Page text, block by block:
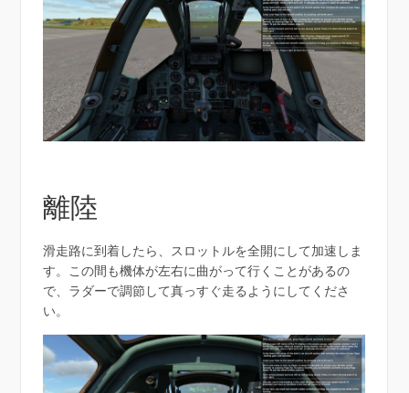
離陸
滑走路に到着したら、スロットルを全開にして加速しま
す。この間も機体が左右に曲がって行くことがあるの
で、ラダーで調節して真っすぐ走るようにしてくださ
い。